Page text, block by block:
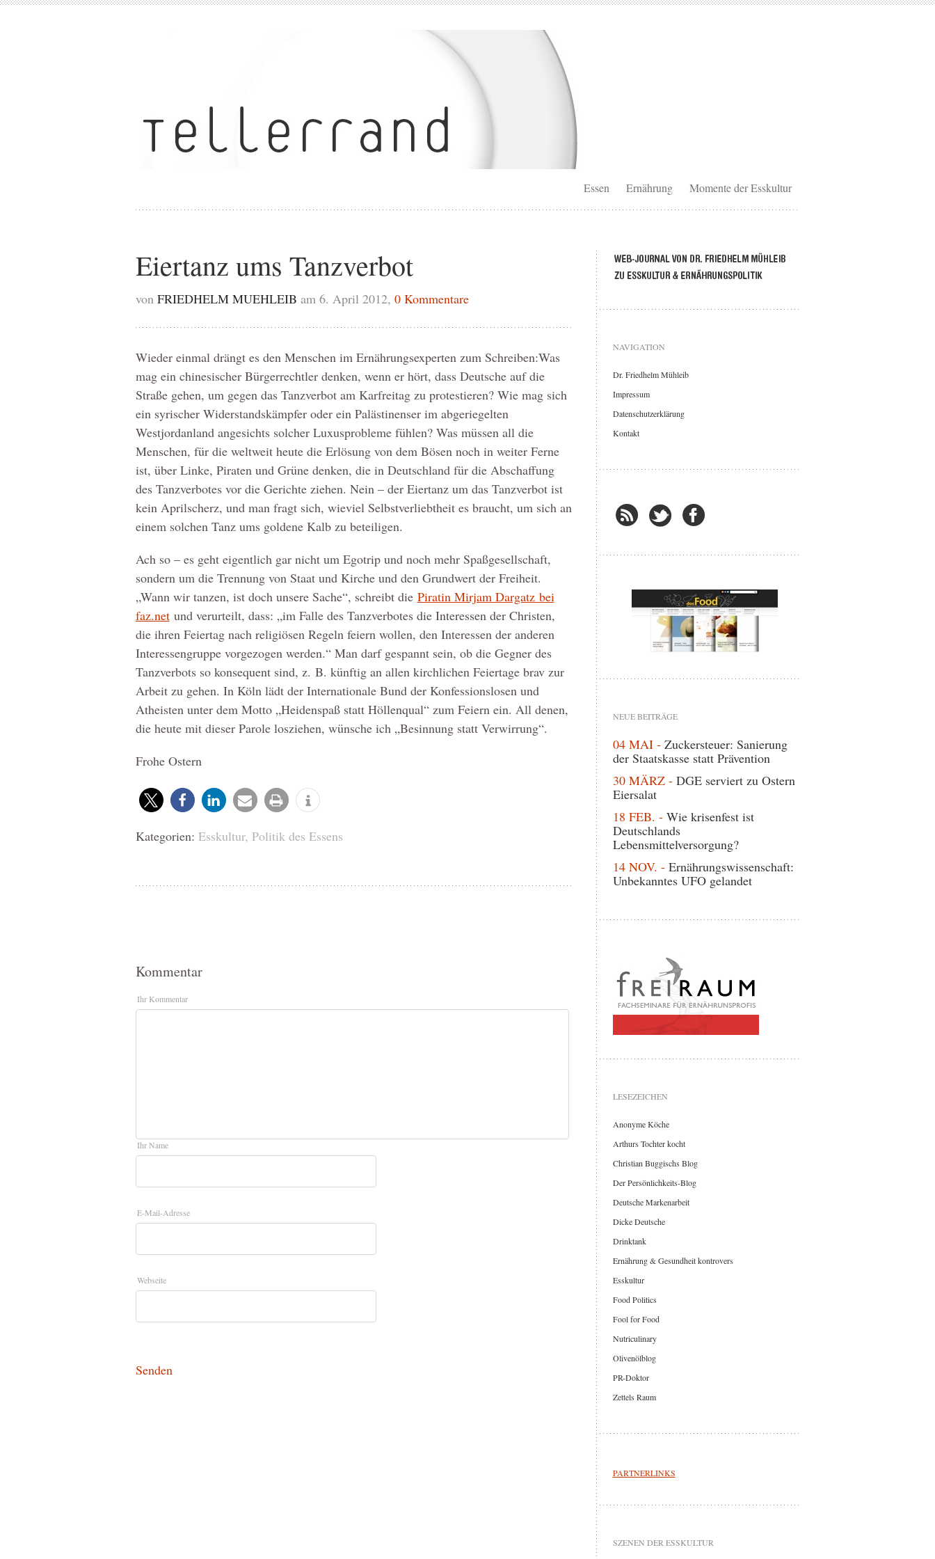
Essen Ernährung Momente der Esskultur
Eiertanz ums Tanzverbot
von FRIEDHELM MUEHLEIB am 6. April 2012, 0 Kommentare
Wieder einmal drängt es den Menschen im Ernährungsexperten zum Schreiben:Was
mag ein chinesischer Bürgerrechtler denken, wenn er hört, dass Deutsche auf die
Straße gehen, um gegen das Tanzverbot am Karfreitag zu protestieren? Wie mag sich
ein syrischer Widerstandskämpfer oder ein Palästinenser im abgeriegelten
Westjordanland angesichts solcher Luxusprobleme fühlen? Was müssen all die
Menschen, für die weltweit heute die Erlösung von dem Bösen noch in weiter Ferne
ist, über Linke, Piraten und Grüne denken, die in Deutschland für die Abschaffung
des Tanzverbotes vor die Gerichte ziehen. Nein – der Eiertanz um das Tanzverbot ist
kein Aprilscherz, und man fragt sich, wieviel Selbstverliebtheit es braucht, um sich an
einem solchen Tanz ums goldene Kalb zu beteiligen.
Ach so – es geht eigentlich gar nicht um Egotrip und noch mehr Spaßgesellschaft,
sondern um die Trennung von Staat und Kirche und den Grundwert der Freiheit.
„Wann wir tanzen, ist doch unsere Sache“, schreibt die Piratin Mirjam Dargatz bei
faz.netund verurteilt, dass: „im Falle des Tanzverbotes die Interessen der Christen,
die ihren Feiertag nach religiösen Regeln feiern wollen, den Interessen der anderen
Interessengruppe vorgezogen werden.“ Man darf gespannt sein, ob die Gegner des
Tanzverbots so konsequent sind, z. B. künftig an allen kirchlichen Feiertage brav zur
Arbeit zu gehen. In Köln lädt der Internationale Bund der Konfessionslosen und
Atheisten unter dem Motto „Heidenspaß statt Höllenqual“ zum Feiern ein. All denen,
die heute mit dieser Parole losziehen, wünsche ich „Besinnung statt Verwirrung“.
Frohe Ostern
Kategorien: Esskultur, Politik des Essens
Kommentar
Ihr Kommentar
Ihr Name
E-Mail-Adresse
Webseite
NAVIGATION
Dr. Friedhelm Mühleib
Impressum
Datenschutzerklärung
Kontakt
NEUE BEITRÄGE
04 MAI - Zuckersteuer: Sanierung
der Staatskasse statt Prävention
30 MÄRZ - DGE serviert zu Ostern
Eiersalat
18 FEB. - Wie krisenfest ist
Deutschlands
Lebensmittelversorgung?
14 NOV. - Ernährungswissenschaft:
Unbekanntes UFO gelandet
LESEZEICHEN
Anonyme Köche
Arthurs Tochter kocht
Christian Buggischs Blog
Der Persönlichkeits-Blog
Deutsche Markenarbeit
Dicke Deutsche
Drinktank
Ernährung & Gesundheit kontrovers
Esskultur
Food Politics
Fool for Food
Nutriculinary
Olivenölblog
PR-Doktor
Zettels Raum
PARTNERLINKS
SZENEN DER ESSKULTUR